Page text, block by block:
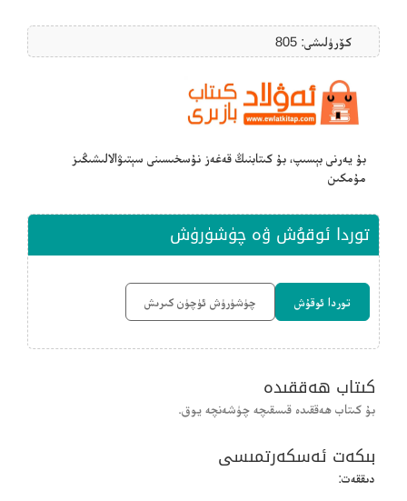
كۆرۈلىشى: 805
بۇ يەرنى بېسىپ، بۇ كىتابنىڭ قەغەز نۇسخىسىنى سېتىۋالالىشىڭىز
مۇمكىن
توردا ئوقۇش ۋە چۈشۈرۈش
توردا ئوقۇش چۈشۈرۈش ئۈچۈن كىرىش
كىتاب ھەققىدە
بۇ كىتاب ھەققىدە قىسقىچە چۈشەنچە يوق.
بىكەت ئەسكەرتمىسى
دىققەت: